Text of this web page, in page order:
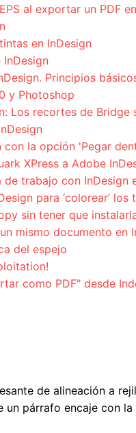
al exportar un PDF
en InDesign
Principios
y Photoshop
Los recortes de
con la opción 'Pegar
XPress a Adobe
trabajo con InDesign
para ‘colorear’ los
sin tener que
mismo documento en
del espejo
como PDF" desde
de alineación a
párrafo encaje con